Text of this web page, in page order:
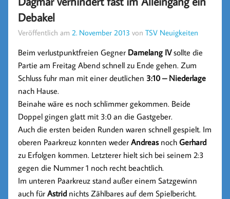
Debakel
Veröffentlich am 2. November 2013 vonTSV Neuigkeiten
Beim verlustpunktfreien Gegner Damelang IVsollte die
Partie am Freitag Abend schnell zu Ende gehen. Zum
Schluss fuhr man mit einer deutlichen 3:10 – Niederlage
nach Hause.
Beinahe wäre es noch schlimmer gekommen. Beide
Doppel gingen glatt mit 3:0 an die Gastgeber.
Auch die ersten beiden Runden waren schnell gespielt. Im
oberen Paarkreuz konnten wederAndreas nochGerhard
zu Erfolgen kommen. Letzterer hielt sich bei seinem 2:3
gegen die Nummer 1 noch recht beachtlich.
Im unteren Paarkreuz stand außer einem Satzgewinn
auch fürAstrid nichts Zählbares auf dem Spielbericht.